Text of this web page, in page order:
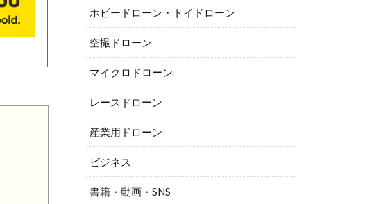
ホビードローン・トイドローン
空撮ドローン
マイクロドローン
レースドローン
産業用ドローン
ビジネス
書籍・動画・SNS